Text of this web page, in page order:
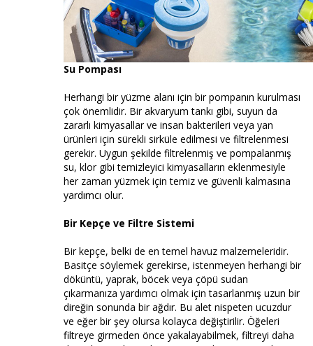
Su Pompası
Herhangi bir yüzme alanı için bir pompanın kurulması
çok önemlidir. Bir akvaryum tankı gibi, suyun da
zararlı kimyasallar ve insan bakterileri veya yan
ürünleri için sürekli sirküle edilmesi ve filtrelenmesi
gerekir. Uygun şekilde filtrelenmiş ve pompalanmış
su, klor gibi temizleyici kimyasalların eklenmesiyle
her zaman yüzmek için temiz ve güvenli kalmasına
yardımcı olur.
Bir Kepçe ve Filtre Sistemi
Bir kepçe, belki de en temel havuz malzemeleridir.
Basitçe söylemek gerekirse, istenmeyen herhangi bir
döküntü, yaprak, böcek veya çöpü sudan
çıkarmanıza yardımcı olmak için tasarlanmış uzun bir
direğin sonunda bir ağdır. Bu alet nispeten ucuzdur
ve eğer bir şey olursa kolayca değiştirilir. Öğeleri
filtreye girmeden önce yakalayabilmek, filtreyi daha